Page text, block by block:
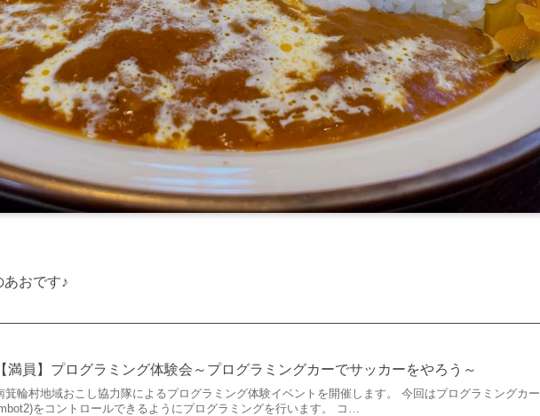
おです♪
【満員】プログラミング体験会～プログラミングカーでサッカーをやろう～
箕輪村地域おこし協力隊によるプログラミング体験イベントを開催します。 今回はプログラミングカー
をコントロールできるようにプログラミングを行います。 コ…